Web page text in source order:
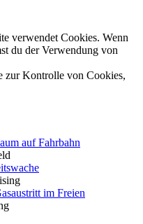
verwendet Cookies. Wenn
du der Verwendung von
zur Kontrolle von Cookies,
auf Fahrbahn
im Freien